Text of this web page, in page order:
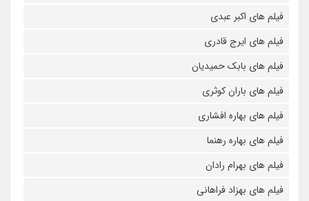
فیلم های اکبر عبدی
فیلم های ایرج قادری
فیلم های بابک حمیدیان
فیلم های باران کوثری
فیلم های بهاره افشاری
فیلم های بهاره رهنما
فیلم های بهرام رادان
فیلم های بهزاد فراهانی